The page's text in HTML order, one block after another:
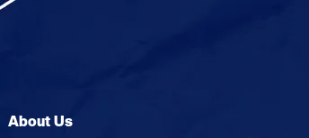
About Us